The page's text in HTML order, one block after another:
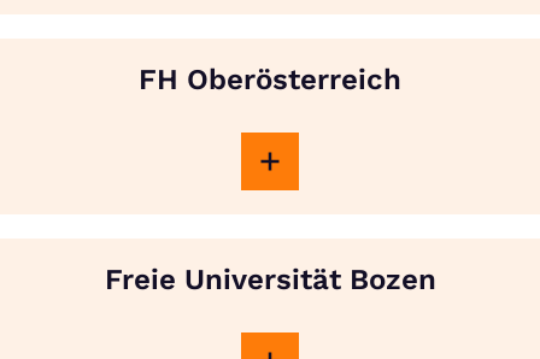
FH Oberösterreich
Freie Universität Bozen